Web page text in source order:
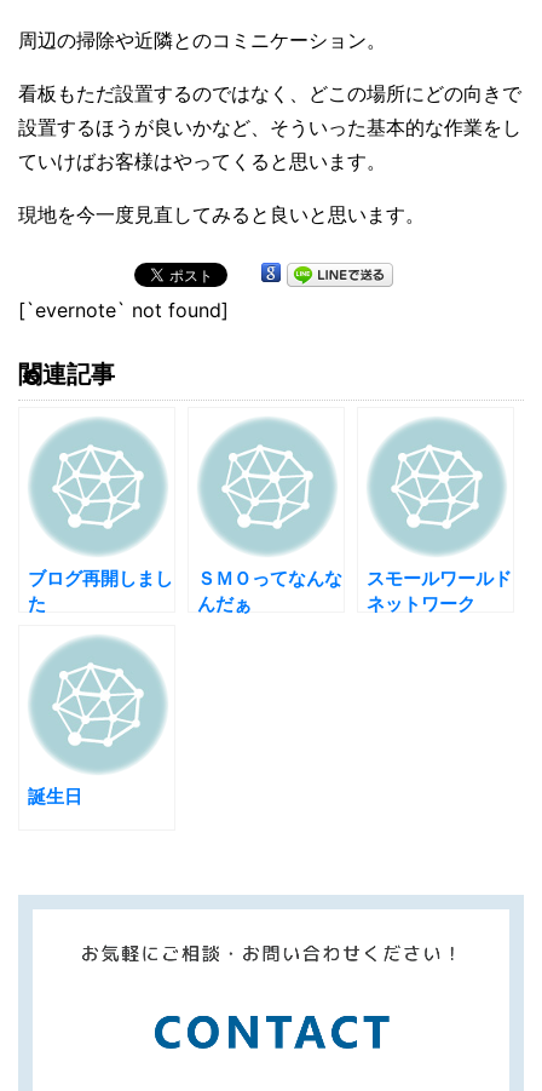
周辺の掃除や近隣とのコミニケーション。
看板もただ設置するのではなく、どこの場所にどの向きで
設置するほうが良いかなど、そういった基本的な作業をし
ていけばお客様はやってくると思います。
現地を今一度見直してみると良いと思います。
[`evernote` not found]
関連記事
ブログ再開しまし
た
ＳＭＯってなんな
んだぁ
スモールワールド
ネットワーク
誕生日